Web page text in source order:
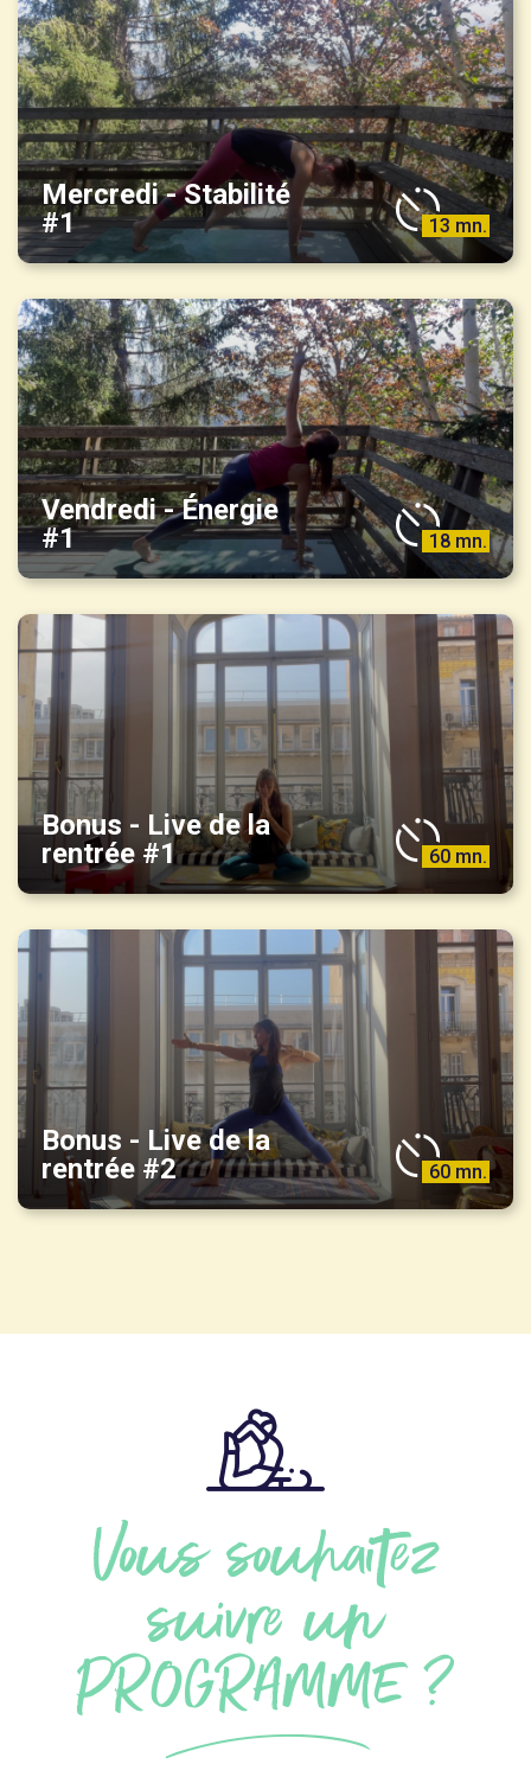
Mercredi - Stabilité
#1
13 mn.
Vendredi - Énergie
#1
18 mn.
Bonus - Live de la
rentrée #1
60 mn.
Bonus - Live de la
rentrée #2
60 mn.
Vous souhaitez
suivre un
PROGRAMME ?